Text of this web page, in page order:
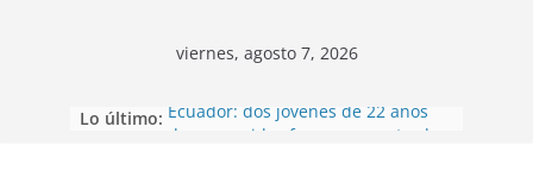
viernes, agosto 7, 2026
Lo último: Ecuador: dos jóvenes de 22 años